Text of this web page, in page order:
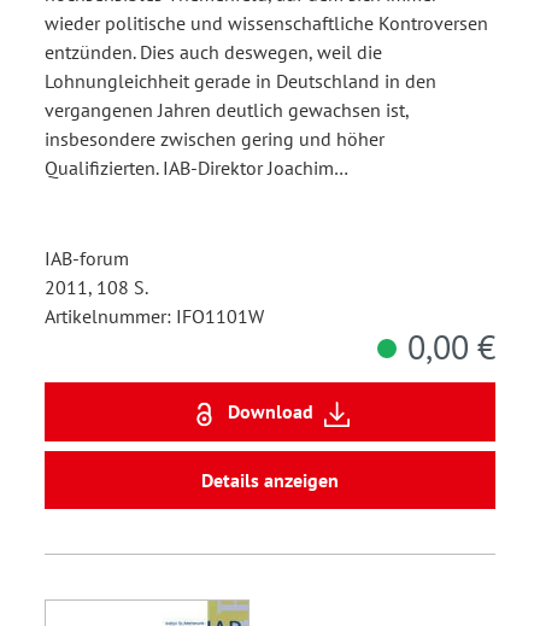
wieder politische und wissenschaftliche Kontroversen
entzünden. Dies auch deswegen, weil die
Lohnungleichheit gerade in Deutschland in den
vergangenen Jahren deutlich gewachsen ist,
insbesondere zwischen gering und höher
Qualifizierten. IAB-Direktor Joachim…
IAB-forum
2011, 108 S.
Artikelnummer: IFO1101W
0,00 €
Download
Details anzeigen